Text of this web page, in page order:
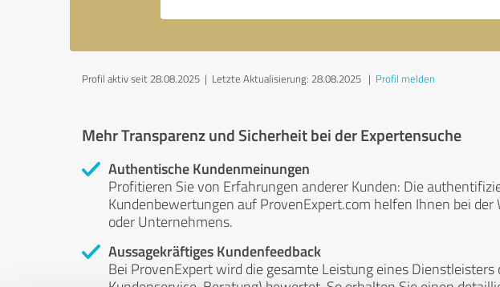
Profil aktiv seit 28.08.2025 | Letzte Aktualisierung: 28.08.2025 | Profil melden
Mehr Transparenz und Sicherheit bei der Expertensuche
Authentische Kundenmeinungen
Profitieren Sie von Erfahrungen anderer Kunden: Die
Kundenbewertungen auf ProvenExpert.com helfen Ihnen bei
oder Unternehmens.
Aussagekräftiges Kundenfeedback
Bei ProvenExpert wird die gesamte Leistung eines